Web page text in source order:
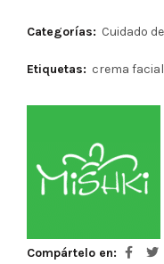
Categorías: Cuidado
Etiquetas: crema facial
Compártelo en